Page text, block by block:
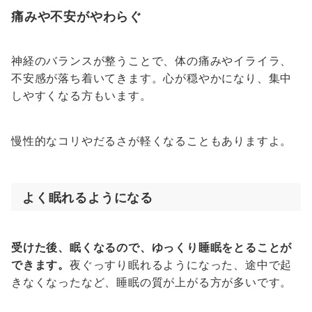
痛みや不安がやわらぐ
神経のバランスが整うことで、体の痛みやイライラ、
不安感が落ち着いてきます。心が穏やかになり、集中
しやすくなる方もいます。
慢性的なコリやだるさが軽くなることもありますよ。
よく眠れるようになる
受けた後、眠くなるので、ゆっくり睡眠をとることが
できます。 夜ぐっすり眠れるようになった、途中で起
きなくなったなど、睡眠の質が上がる方が多いです。